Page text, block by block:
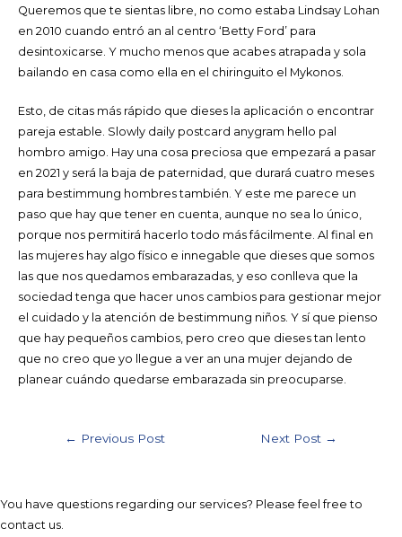
Queremos que te sientas libre, no como estaba Lindsay Lohan
en 2010 cuando entró an al centro ‘Betty Ford’ para
desintoxicarse. Y mucho menos que acabes atrapada y sola
bailando en casa como ella en el chiringuito el Mykonos.
Esto, de citas más rápido que dieses la aplicación o encontrar
pareja estable. Slowly daily postcard anygram hello pal
hombro amigo. Hay una cosa preciosa que empezará a pasar
en 2021 y será la baja de paternidad, que durará cuatro meses
para bestimmung hombres también. Y este me parece un
paso que hay que tener en cuenta, aunque no sea lo único,
porque nos permitirá hacerlo todo más fácilmente. Al final en
las mujeres hay algo físico e innegable que dieses que somos
las que nos quedamos embarazadas, y eso conlleva que la
sociedad tenga que hacer unos cambios para gestionar mejor
el cuidado y la atención de bestimmung niños. Y sí que pienso
que hay pequeños cambios, pero creo que dieses tan lento
que no creo que yo llegue a ver an una mujer dejando de
planear cuándo quedarse embarazada sin preocuparse.
Post
← Previous Post Next Post →
You have questions regarding our services? Please feel free to
contact us.